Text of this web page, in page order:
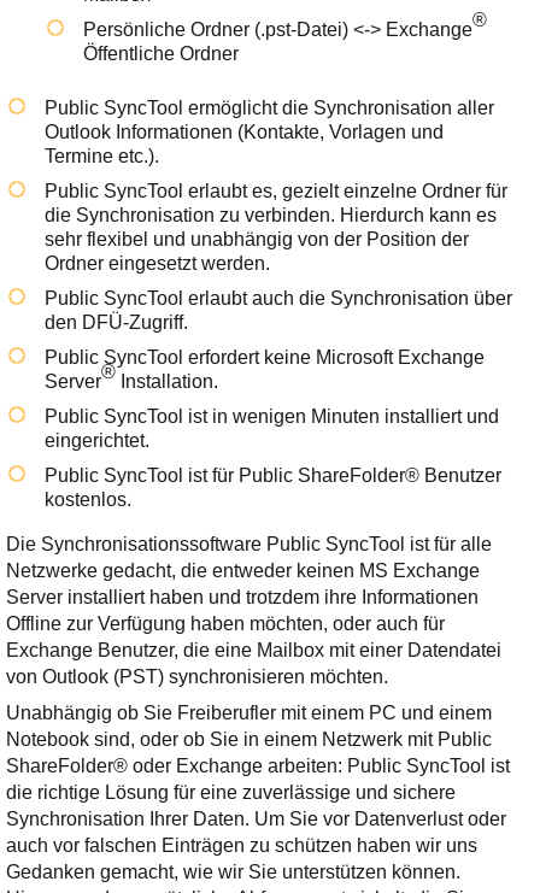
Persönliche Ordner (.pst-Datei) <-> Exchange®
Öffentliche Ordner
Public SyncTool ermöglicht die Synchronisation aller
Outlook Informationen (Kontakte, Vorlagen und
Termine etc.).
Public SyncTool erlaubt es, gezielt einzelne Ordner für
die Synchronisation zu verbinden. Hierdurch kann es
sehr flexibel und unabhängig von der Position der
Ordner eingesetzt werden.
Public SyncTool erlaubt auch die Synchronisation über
den DFÜ-Zugriff.
Public SyncTool erfordert keine Microsoft Exchange
Server® Installation.
Public SyncTool ist in wenigen Minuten installiert und
eingerichtet.
Public SyncTool ist für Public ShareFolder® Benutzer
kostenlos.
Die Synchronisationssoftware Public SyncTool ist für alle
Netzwerke gedacht, die entweder keinen MS Exchange
Server installiert haben und trotzdem ihre Informationen
Offline zur Verfügung haben möchten, oder auch für
Exchange Benutzer, die eine Mailbox mit einer Datendatei
von Outlook (PST) synchronisieren möchten.
Unabhängig ob Sie Freiberufler mit einem PC und einem
Notebook sind, oder ob Sie in einem Netzwerk mit Public
ShareFolder® oder Exchange arbeiten: Public SyncTool ist
die richtige Lösung für eine zuverlässige und sichere
Synchronisation Ihrer Daten. Um Sie vor Datenverlust oder
auch vor falschen Einträgen zu schützen haben wir uns
Gedanken gemacht, wie wir Sie unterstützen können.
E-Mail
E-Mail bestätigen